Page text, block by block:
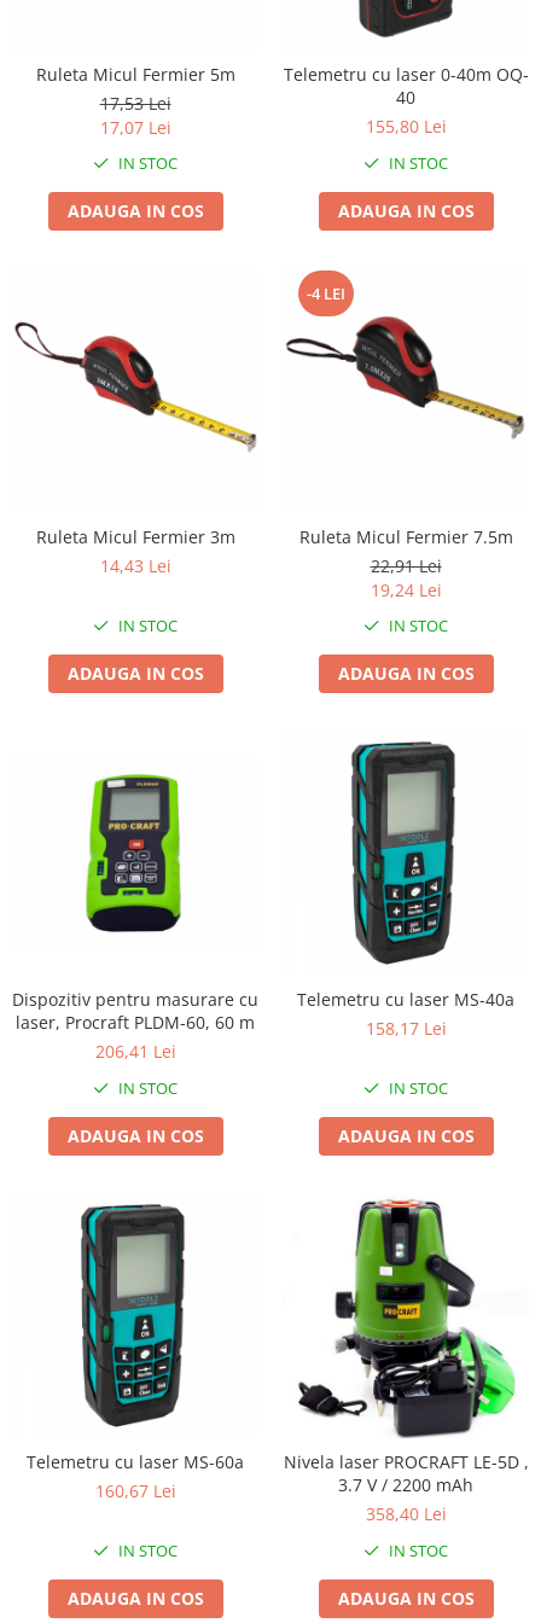
Biciclete electrice
Motoburghie si accesorii
Accesorii motoburghie
Motoburghie
Drujbe cu acumulator
Consumabile drujbe, fierastraie
Batoze - mori desfacat porumb
Granulatoare
Mori pentru fructe si legume
Mori pentru furaje
Mori pentru furaje si resturi
Piese si accesorii mori
Tocatoare furaje si crengi
Tocatoare furaje
Consumabile si acesorii tocatoare
Tocatoare crengi
Motocoase, Trimmere si Masini de
Motocositori cu motoare 2T
Trimmere electrice
Masini de tuns gazon pe benzina
Tractoraș de tuns gazonul
Zootehnie
Incubatoare, oparitoare si
Echipamente pentru animale
Aparate de tuns animale
Piese si accesorii aparate de tuns
Tarcuri animale
Semanatori
Masini batut stalpi si accesorii
Casute gradina si cutii depozitare
Corturi, Prelate si plase de
umbrire
Lopeti zapada
Ruleta Micul Fermier 5m
17,53 Lei
17,07 Lei
IN STOC
ADAUGA IN COS
Telemetru cu laser 0-40m OQ-
40
155,80 Lei
IN STOC
ADAUGA IN COS
Ruleta Micul Fermier 3m
14,43 Lei
IN STOC
ADAUGA IN COS
-4 LEI
Ruleta Micul Fermier 7.5m
22,91 Lei
19,24 Lei
IN STOC
ADAUGA IN COS
Dispozitiv pentru masurare cu
laser, Procraft PLDM-60, 60 m
206,41 Lei
IN STOC
ADAUGA IN COS
Telemetru cu laser MS-40a
158,17 Lei
IN STOC
ADAUGA IN COS
Telemetru cu laser MS-60a
160,67 Lei
IN STOC
ADAUGA IN COS
Nivela laser PROCRAFT LE-5D ,
3.7 V / 2200 mAh
358,40 Lei
IN STOC
ADAUGA IN COS